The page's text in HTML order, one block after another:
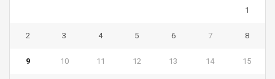
1
2 3 4 5 6 7 8
9 10 11 12 13 14 15